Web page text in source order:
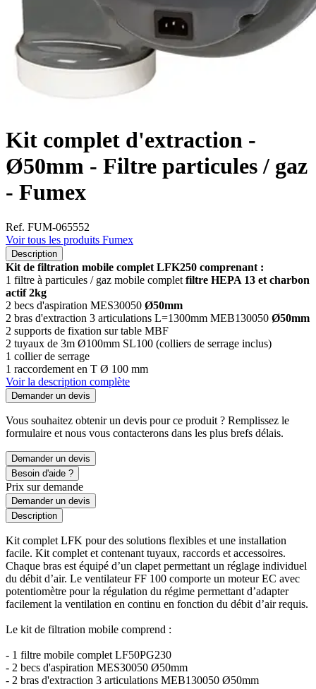
Kit complet d'extraction -
Ø50mm - Filtre particules / gaz
- Fumex
Ref. FUM-065552
Voir tous les produits Fumex
Description
Kit de filtration mobile complet LFK250 comprenant :
1 filtre à particules / gaz mobile complet filtre HEPA 13 et charbon
actif 2kg
2 becs d'aspiration MES30050 Ø50mm
2 bras d'extraction 3 articulations L=1300mm MEB130050 Ø50mm
2 supports de fixation sur table MBF
2 tuyaux de 3m Ø100mm SL100 (colliers de serrage inclus)
1 collier de serrage
1 raccordement en T Ø 100 mm
Voir la description complète
Demander un devis
Vous souhaitez obtenir un devis pour ce produit ? Remplissez le
formulaire et nous vous contacterons dans les plus brefs délais.
Demander un devis
Besoin d'aide ?
Prix sur demande
Demander un devis
Description
Kit complet LFK pour des solutions flexibles et une installation
facile. Kit complet et contenant tuyaux, raccords et accessoires.
Chaque bras est équipé d’un clapet permettant un réglage individuel
du débit d’air. Le ventilateur FF 100 comporte un moteur EC avec
potentiomètre pour la régulation du régime permettant d’adapter
facilement la ventilation en continu en fonction du débit d’air requis.
Le kit de filtration mobile comprend :
- 1 filtre mobile complet LF50PG230
- 2 becs d'aspiration MES30050 Ø50mm
- 2 bras d'extraction 3 articulations MEB130050 Ø50mm